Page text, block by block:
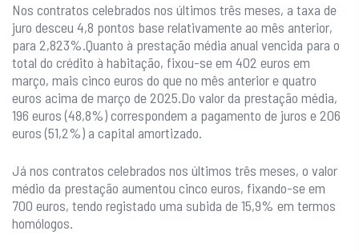
Nos contratos celebrados nos últimos três meses, a taxa de
juro desceu 4,8 pontos base relativamente ao mês anterior,
para 2,823%.Quanto à prestação média anual vencida para o
total do crédito à habitação, fixou-se em 402 euros em
março, mais cinco euros do que no mês anterior e quatro
euros acima de março de 2025.Do valor da prestação média,
196 euros (48,8%) correspondem a pagamento de juros e 206
euros (51,2%) a capital amortizado.
Já nos contratos celebrados nos últimos três meses, o valor
médio da prestação aumentou cinco euros, fixando-se em
700 euros, tendo registado uma subida de 15,9% em termos
homólogos.